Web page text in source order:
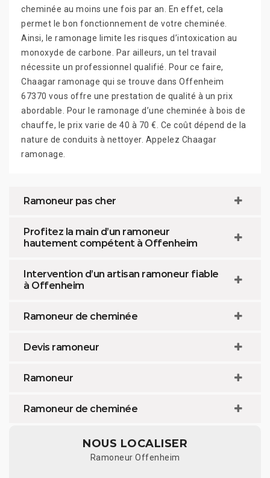
cheminée au moins une fois par an. En effet, cela
permet le bon fonctionnement de votre cheminée.
Ainsi, le ramonage limite les risques d’intoxication au
monoxyde de carbone. Par ailleurs, un tel travail
nécessite un professionnel qualifié. Pour ce faire,
Chaagar ramonage qui se trouve dans Offenheim
67370 vous offre une prestation de qualité à un prix
abordable. Pour le ramonage d’une cheminée à bois de
chauffe, le prix varie de 40 à 70 €. Ce coût dépend de la
nature de conduits à nettoyer. Appelez Chaagar
ramonage.
Ramoneur pas cher
Profitez la main d’un ramoneur
hautement compétent à Offenheim
Intervention d’un artisan ramoneur fiable
à Offenheim
Ramoneur de cheminée
Devis ramoneur
Ramoneur
Ramoneur de cheminée
NOUS LOCALISER
Ramoneur Offenheim